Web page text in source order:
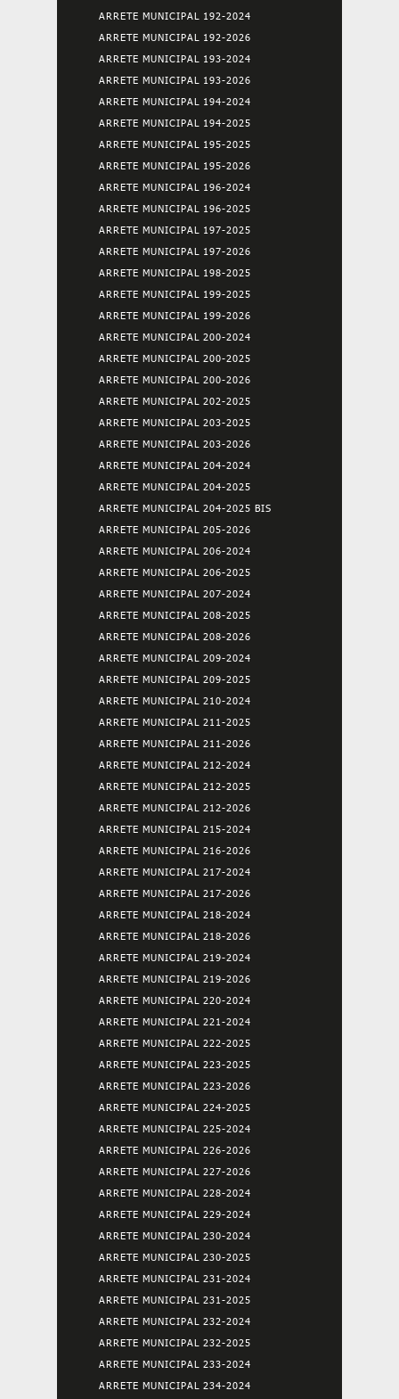
ARRETE MUNICIPAL 192-2024
ARRETE MUNICIPAL 192-2026
ARRETE MUNICIPAL 193-2024
ARRETE MUNICIPAL 193-2026
ARRETE MUNICIPAL 194-2024
ARRETE MUNICIPAL 194-2025
ARRETE MUNICIPAL 195-2025
ARRETE MUNICIPAL 195-2026
ARRETE MUNICIPAL 196-2024
ARRETE MUNICIPAL 196-2025
ARRETE MUNICIPAL 197-2025
ARRETE MUNICIPAL 197-2026
ARRETE MUNICIPAL 198-2025
ARRETE MUNICIPAL 199-2025
ARRETE MUNICIPAL 199-2026
ARRETE MUNICIPAL 200-2024
ARRETE MUNICIPAL 200-2025
ARRETE MUNICIPAL 200-2026
ARRETE MUNICIPAL 202-2025
ARRETE MUNICIPAL 203-2025
ARRETE MUNICIPAL 203-2026
ARRETE MUNICIPAL 204-2024
ARRETE MUNICIPAL 204-2025
ARRETE MUNICIPAL 204-2025 BIS
ARRETE MUNICIPAL 205-2026
ARRETE MUNICIPAL 206-2024
ARRETE MUNICIPAL 206-2025
ARRETE MUNICIPAL 207-2024
ARRETE MUNICIPAL 208-2025
ARRETE MUNICIPAL 208-2026
ARRETE MUNICIPAL 209-2024
ARRETE MUNICIPAL 209-2025
ARRETE MUNICIPAL 210-2024
ARRETE MUNICIPAL 211-2025
ARRETE MUNICIPAL 211-2026
ARRETE MUNICIPAL 212-2024
ARRETE MUNICIPAL 212-2025
ARRETE MUNICIPAL 212-2026
ARRETE MUNICIPAL 215-2024
ARRETE MUNICIPAL 216-2026
ARRETE MUNICIPAL 217-2024
ARRETE MUNICIPAL 217-2026
ARRETE MUNICIPAL 218-2024
ARRETE MUNICIPAL 218-2026
ARRETE MUNICIPAL 219-2024
ARRETE MUNICIPAL 219-2026
ARRETE MUNICIPAL 220-2024
ARRETE MUNICIPAL 221-2024
ARRETE MUNICIPAL 222-2025
ARRETE MUNICIPAL 223-2025
ARRETE MUNICIPAL 223-2026
ARRETE MUNICIPAL 224-2025
ARRETE MUNICIPAL 225-2024
ARRETE MUNICIPAL 226-2026
ARRETE MUNICIPAL 227-2026
ARRETE MUNICIPAL 228-2024
ARRETE MUNICIPAL 229-2024
ARRETE MUNICIPAL 230-2024
ARRETE MUNICIPAL 230-2025
ARRETE MUNICIPAL 231-2024
ARRETE MUNICIPAL 231-2025
ARRETE MUNICIPAL 232-2024
ARRETE MUNICIPAL 232-2025
ARRETE MUNICIPAL 233-2024
ARRETE MUNICIPAL 234-2024